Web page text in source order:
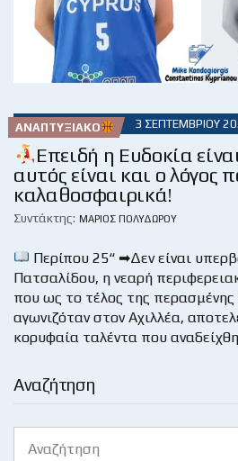
Αναζήτηση
for:
ΑΝΑΠΤΥΞΙΑΚΌ 3 ΣΕΠΤΕΜΒΡΊΟΥ
Επειδή η Ευδοκία
αυτός είναι και ο λόγος
καλαθοσφαιρικά!
Συντάκτης: ΜΆΡΙΟΣ ΠΟΛΥΔΏΡΟΥ
Περίπου 25“ ➡Δεν είναι
Πατσαλίδου, η νεαρή
που ως το τέλος της περασμένης
αγωνιζόταν στον Αχιλλέα,
κορυφαία ταλέντα που